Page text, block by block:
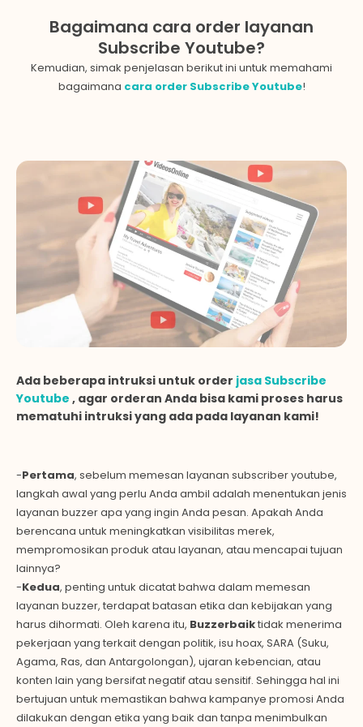
Bagaimana cara order layanan
Subscribe Youtube?
Kemudian, simak penjelasan berikut ini untuk memahami
bagaimana cara order Subscribe Youtube!
Ada beberapa intruksi untuk order jasa Subscribe
Youtube , agar orderan Anda bisa kami proses harus
mematuhi intruksi yang ada pada layanan kami!
-Pertama, sebelum memesan layanan subscriber youtube,
langkah awal yang perlu Anda ambil adalah menentukan jenis
layanan buzzer apa yang ingin Anda pesan. Apakah Anda
berencana untuk meningkatkan visibilitas merek,
mempromosikan produk atau layanan, atau mencapai tujuan
lainnya?
-Kedua, penting untuk dicatat bahwa dalam memesan
layanan buzzer, terdapat batasan etika dan kebijakan yang
harus dihormati. Oleh karena itu, Buzzerbaiktidak menerima
pekerjaan yang terkait dengan politik, isu hoax, SARA (Suku,
Agama, Ras, dan Antargolongan), ujaran kebencian, atau
konten lain yang bersifat negatif atau sensitif. Sehingga hal ini
bertujuan untuk memastikan bahwa kampanye promosi Anda
dilakukan dengan etika yang baik dan tanpa menimbulkan